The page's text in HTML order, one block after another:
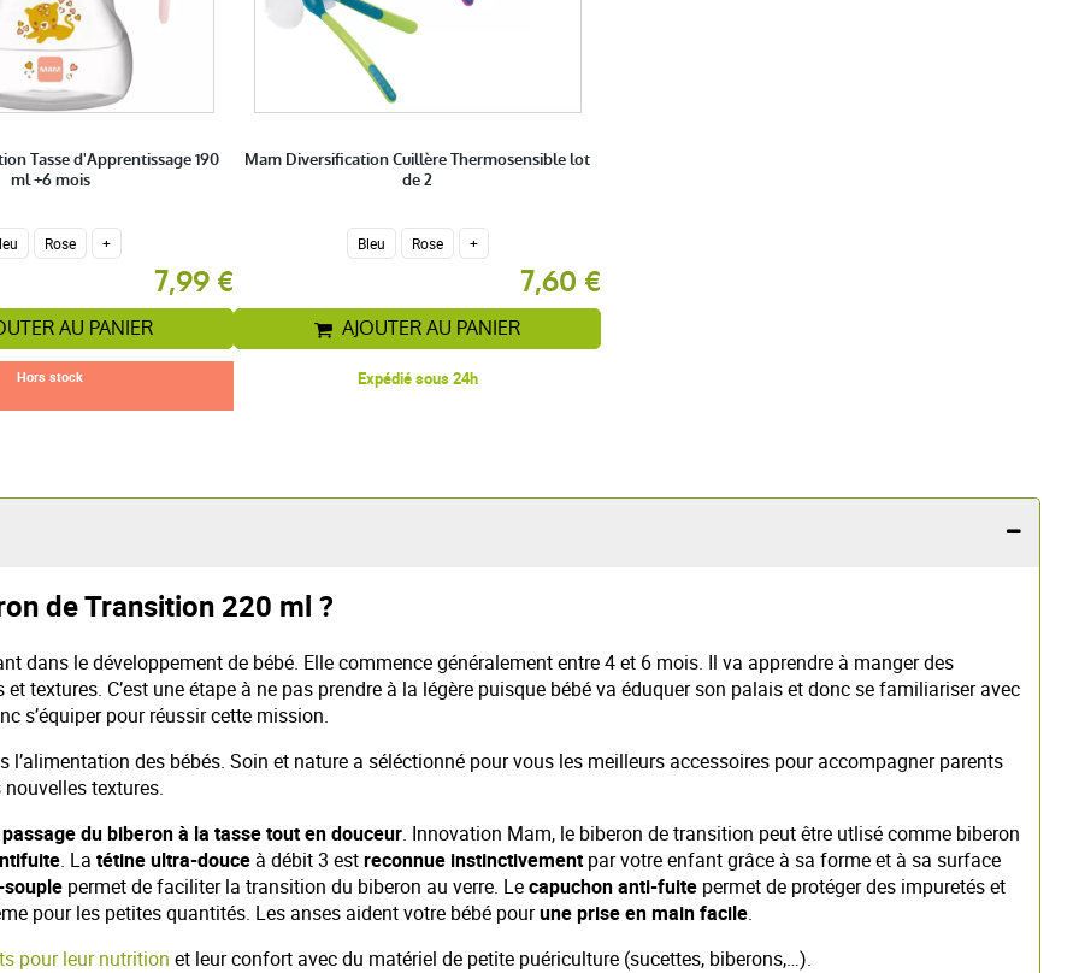
Tasse d'Apprentissage 190
ml +6 mois
Rose +
7,99 €
AU PANIER
Hors stock
Mam Diversification Cuillère Thermosensible lot
de 2
Bleu Rose +
7,60 €
AJOUTER AU PANIER
Expédié sous 24h
de Transition 220 ml ?
dans le développement de bébé. Elle commence généralement entre 4 et 6 mois. Il va apprendre à manger des
textures. C’est une étape à ne pas prendre à la légère puisque bébé va éduquer son palais et donc se familiariser avec
s’équiper pour réussir cette mission.
des bébés. Soin et nature a séléctionné pour vous les meilleurs accessoires pour accompagner parents
textures.
passage du biberon à la tasse tout en douceur. Innovation Mam, le biberon de transition peut être utlisé comme biberon
. La tétine ultra-douce à débit 3 estreconnue instinctivementpar votre enfant grâce à sa forme et à sa surface
permet de faciliter la transition du biberon au verre. Lecapuchon anti-fuite permet de protéger des impuretés et
pour les petites quantités. Les anses aident votre bébé pourune prise en main facile.
pour leur nutrition et leur confort avec du matériel de petite puériculture (sucettes, biberons,…).